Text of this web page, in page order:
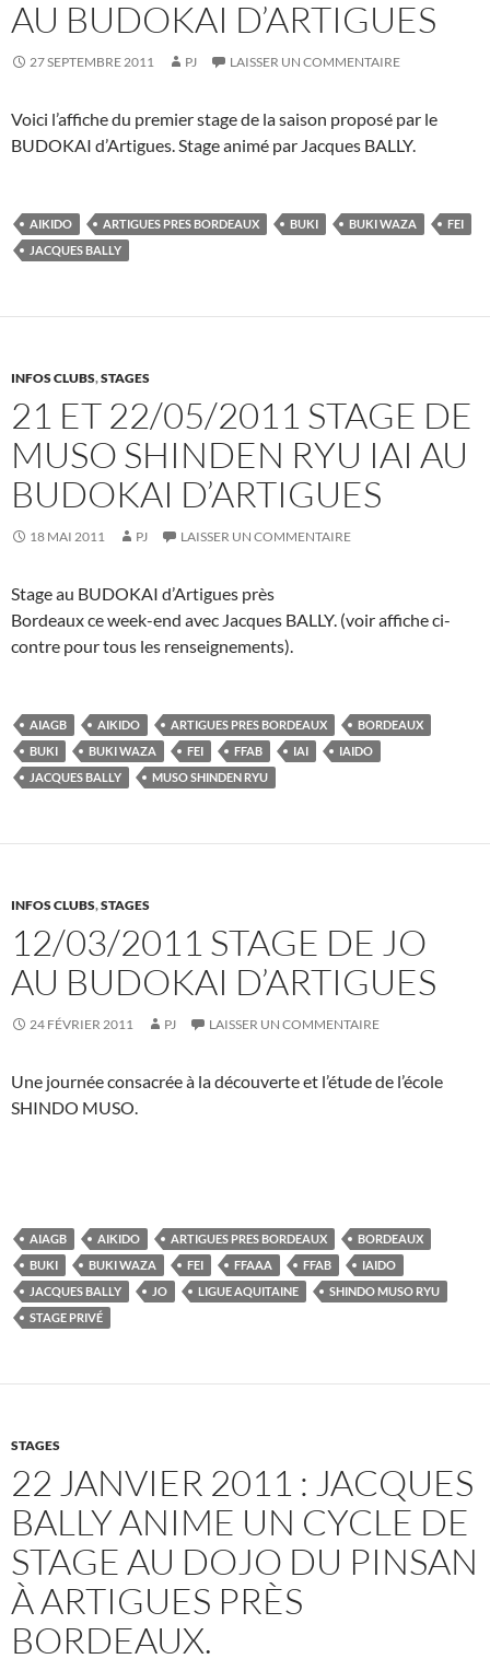
AU BUDOKAI D’ARTIGUES
27 SEPTEMBRE 2011 PJ LAISSER UN COMMENTAIRE
Voici l’affiche du premier stage de la saison proposé par le
BUDOKAI d’Artigues. Stage animé par Jacques BALLY.
AIKIDO ARTIGUES PRES BORDEAUX BUKI BUKI WAZA
FEI
JACQUES BALLY
INFOS CLUBS,STAGES
21 ET 22/05/2011 STAGE DE
MUSO SHINDEN RYU IAI AU
BUDOKAI D’ARTIGUES
18 MAI 2011 PJ LAISSER UN COMMENTAIRE
Stage au BUDOKAI d’Artigues près
Bordeaux ce week-end avec Jacques BALLY. (voir affiche ci-
contre pour tous les renseignements).
AIAGB AIKIDO ARTIGUES PRES BORDEAUX
BORDEAUX
BUKI
BUKI WAZA FEI FFAB IAI
IAIDO
JACQUES BALLY
MUSO SHINDEN RYU
INFOS CLUBS,STAGES
12/03/2011 STAGE DE JO
AU BUDOKAI D’ARTIGUES
24 FÉVRIER 2011 PJ LAISSER UN COMMENTAIRE
Une journée consacrée à la découverte et l’étude de l’école
SHINDO MUSO.
AIAGB AIKIDO ARTIGUES PRES BORDEAUX
BORDEAUX
BUKI
BUKI WAZA FEI FFAAA FFAB
IAIDO
JACQUES BALLY
JO LIGUE AQUITAINE
SHINDO MUSO RYU
STAGE PRIVÉ
STAGES
22 JANVIER 2011 : JACQUES
BALLY ANIME UN CYCLE DE
STAGE AU DOJO DU PINSAN
À ARTIGUES PRÈS
BORDEAUX.